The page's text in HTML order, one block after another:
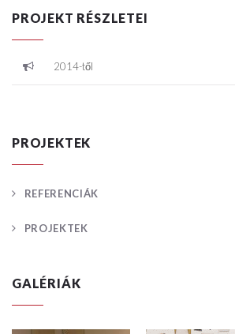
PROJEKT RÉSZLETEI
2014-től
PROJEKTEK
REFERENCIÁK
PROJEKTEK
GALÉRIÁK